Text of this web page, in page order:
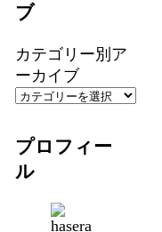
ブ
カテゴリー別ア
ーカイブ
プロフィー
ル